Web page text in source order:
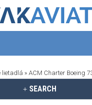
lietadlá » ACM Charter Boeing
SEARCH